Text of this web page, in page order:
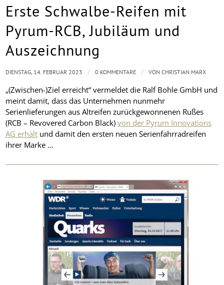
Erste Schwalbe-Reifen mit
Pyrum-RCB, Jubiläum und
Auszeichnung
„(Zwischen-)Ziel erreicht“ vermeldet die Ralf Bohle GmbH und
meint damit, dass das Unternehmen nunmehr
Serienlieferungen aus Altreifen zurückgewonnenen Rußes
(RCB – Revovered Carbon Black)von der Pyrum Innovations
AG erhält und damit den ersten neuen Serienfahrradreifen
ihrer Marke …
DIENSTAG, 14. FEBRUAR 2023 / 0 KOMMENTARE / VONCHRISTIAN MARX